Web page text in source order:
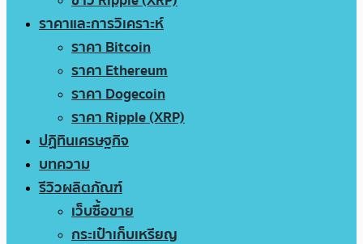
ราคาและการวิเคราะห์
ราคา Bitcoin
ราคา Ethereum
ราคา Dogecoin
ราคา Ripple (XRP)
ปฏิทินเศรษฐกิจ
บทความ
รีวิวผลิตภัณฑ์
เว็บซื้อขาย
กระเป๋าเก็บเหรียญ